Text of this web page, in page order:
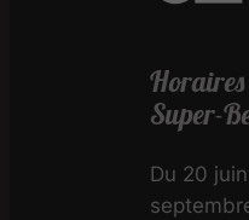
Super-
Du 20